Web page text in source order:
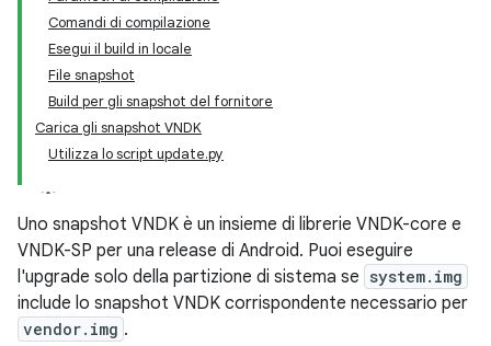
Comandi di compilazione
Esegui il build in locale
File snapshot
Build per gli snapshot del fornitore
Carica gli snapshot VNDK
Utilizza lo script update.py
Uno snapshot VNDK è un insieme di librerie VNDK-core e
VNDK-SP per una release di Android. Puoi eseguire
l'upgrade solo della partizione di sistema se system.img
include lo snapshot VNDK corrispondente necessario per
vendor.img .